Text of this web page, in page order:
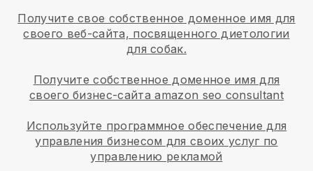
Получите свое собственное доменное имя для
своего веб-сайта, посвященного диетологии
для собак.
Получите собственное доменное имя для
своего бизнес-сайта amazon seo consultant
Используйте программное обеспечение для
управления бизнесом для своих услуг по
управлению рекламой